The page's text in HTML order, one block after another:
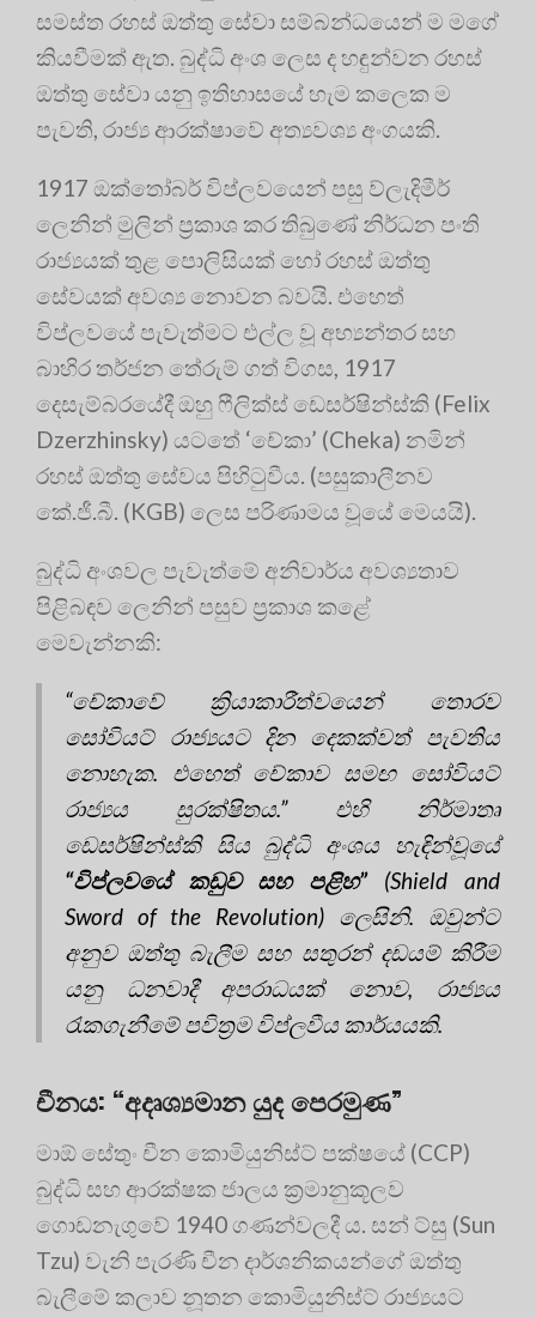
සමස්ත රහස් ඔත්තු සේවා සම්බන්ධයෙන් ම මගේ
කියවීමක් ඇත. බුද්ධි අංශ ලෙස ද හඳුන්වන රහස්
ඔත්තු සේවා යනු ඉතිහාසයේ හැම කලෙක ම
පැවති, රාජ්‍ය ආරක්ෂාවේ අත්‍යවශ්‍ය අංගයකි.
1917 ඔක්තෝබර් විප්ලවයෙන් පසු ව්ලැදිමීර්
ලෙනින් මුලින් ප්‍රකාශ කර තිබුණේ නිර්ධන පංති
රාජ්‍යයක් තුළ පොලිසියක් හෝ රහස් ඔත්තු
සේවයක් අවශ්‍ය නොවන බවයි. එහෙත්
විප්ලවයේ පැවැත්මට එල්ල වූ අභ්‍යන්තර සහ
බාහිර තර්ජන තේරුම් ගත් විගස, 1917
දෙසැම්බරයේදී ඔහු ෆීලික්ස් ඩෙසර්ෂින්ස්කි (Felix
Dzerzhinsky) යටතේ ‘චේකා’ (Cheka) නමින්
රහස් ඔත්තු සේවය පිහිටුවීය. (පසුකාලීනව
කේ.ජී.බී. (KGB) ලෙස පරිණාමය වූයේ මෙයයි).
බුද්ධි අංශවල පැවැත්මේ අනිවාර්ය අවශ්‍යතාව
පිළිබඳව ලෙනින් පසුව ප්‍රකාශ කළේ
මෙවැන්නකි:
“චේකාවේ ක්‍රියාකාරීත්වයෙන් තොරව
සෝවියට් රාජ්‍යයට දින දෙකක්වත් පැවතිය
නොහැක. එහෙත් චේකාව සමඟ සෝවියට්
රාජ්‍යය සුරක්ෂිතය.”එහි නිර්මාතෘ
ඩෙසර්ෂින්ස්කි සිය බුද්ධි අංශය හැඳින්වූයේ
“විප්ලවයේ කඩුව සහ පළිහ”(Shield and
Sword of the Revolution) ලෙසිනි. ඔවුන්ට
අනුව ඔත්තු බැලීම සහ සතුරන් දඩයම් කිරීම
යනු ධනවාදී අපරාධයක් නොව, රාජ්‍යය
රැකගැනීමේ පවිත්‍රම විප්ලවීය කාර්යයකි.
චීනය: “අදෘශ්‍යමාන යුද පෙරමුණ”
මාඕ සේතුං චීන කොමියුනිස්ට් පක්ෂයේ (CCP)
බුද්ධි සහ ආරක්ෂක ජාලය ක්‍රමානුකූලව
ගොඩනැගුවේ 1940 ගණන්වලදී ය. සන් ට්සු (Sun
Tzu) වැනි පැරණි චීන දාර්ශනිකයන්ගේ ඔත්තු
බැලීමේ කලාව නූතන කොමියුනිස්ට් රාජ්‍යයට